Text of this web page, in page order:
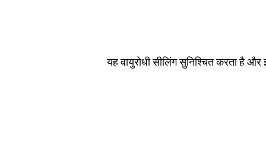
यह वायुरोधी सीलिंग सुनिश्चित करता है